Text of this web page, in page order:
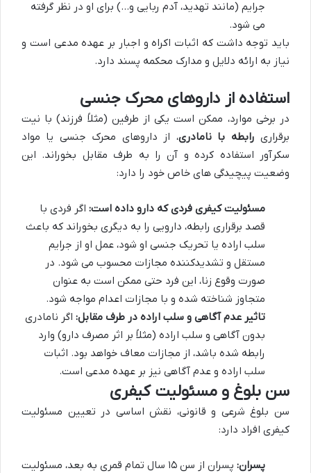
جرایم (مانند تهدید، آدم ربایی و…) برای او در نظر گرفته
می شود.
باید توجه داشت که اثبات اکراه و اجبار بر عهده مدعی است و
نیاز به ارائه دلایل و مدارک محکمه پسند دارد.
استفاده از داروهای محرک جنسی
در برخی موارد، ممکن است یکی از طرفین (مثلاً فرزند) با نیت
برقراری رابطه با نامادری، از داروهای محرک جنسی یا مواد
سکرآور استفاده کرده و آن را به طرف مقابل بخوراند. این
وضعیت پیچیدگی های خاص خود را دارد:
مسئولیت کیفری فردی که دارو داده است: اگر فردی با
قصد برقراری رابطه، دارویی را به دیگری بخوراند که باعث
سلب اراده یا تحریک جنسی او شود، عمل او از جرایم
مستقل و تشدیدکننده مجازات محسوب می شود. در
صورت وقوع زنا، این فرد حتی ممکن است به عنوان
متجاوز شناخته شده و با مجازات اعدام مواجه شود.
تاثیر عدم آگاهی و سلب اراده در طرف مقابل: اگر نامادری
بدون آگاهی و سلب اراده (مثلاً بر اثر مصرف دارو) وارد
رابطه شده باشد، از مجازات معاف خواهد بود. اثبات
سلب اراده و عدم آگاهی نیز بر عهده مدعی است.
سن بلوغ و مسئولیت کیفری
سن بلوغ شرعی و قانونی، نقش اساسی در تعیین مسئولیت
کیفری افراد دارد:
پسران:
پسران از سن ۱۵ سال تمام قمری به بعد، مسئولیت